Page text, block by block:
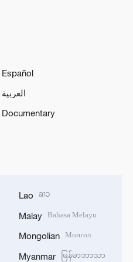
Español
العربية
Documentary
Lao ລາວ
Malay Bahasa Melayu
Mongolian Монгол
Myanmar မြန်မာဘာသာ